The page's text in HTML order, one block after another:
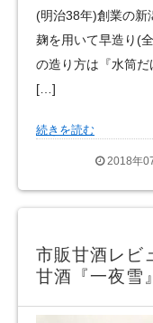
(明治38年)創業の新
麹を用いて早造り(
の造り方は『水筒
[…]
続きを読む
2018年
市販甘酒レビ
甘酒『一夜雪』